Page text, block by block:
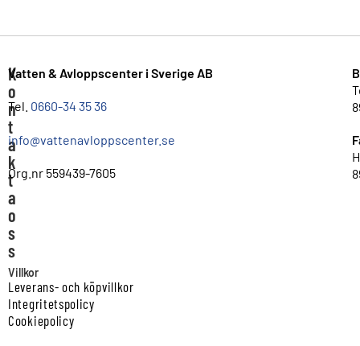
K
o
n
t
a
k
t
a
o
s
s
Vatten & Avloppscenter i Sverige AB
Tel. 0660-34 35 36
info@vattenavloppscenter.se
Org.nr 559439-7605
Villkor
Leverans- och köpvillkor
Integritetspolicy
Cookiepolicy